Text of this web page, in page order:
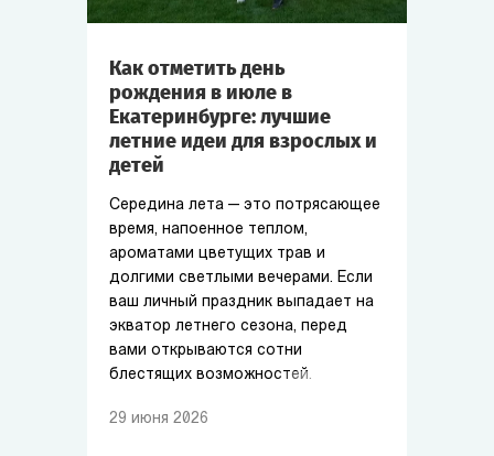
Как отметить день
рождения в июле в
Екатеринбурге: лучшие
летние идеи для взрослых и
детей
Середина лета — это потрясающее
время, напоенное теплом,
ароматами цветущих трав и
долгими светлыми вечерами. Если
ваш личный праздник выпадает на
экватор летнего сезона, перед
вами открываются сотни
блестящих возможностей.
29 июня 2026